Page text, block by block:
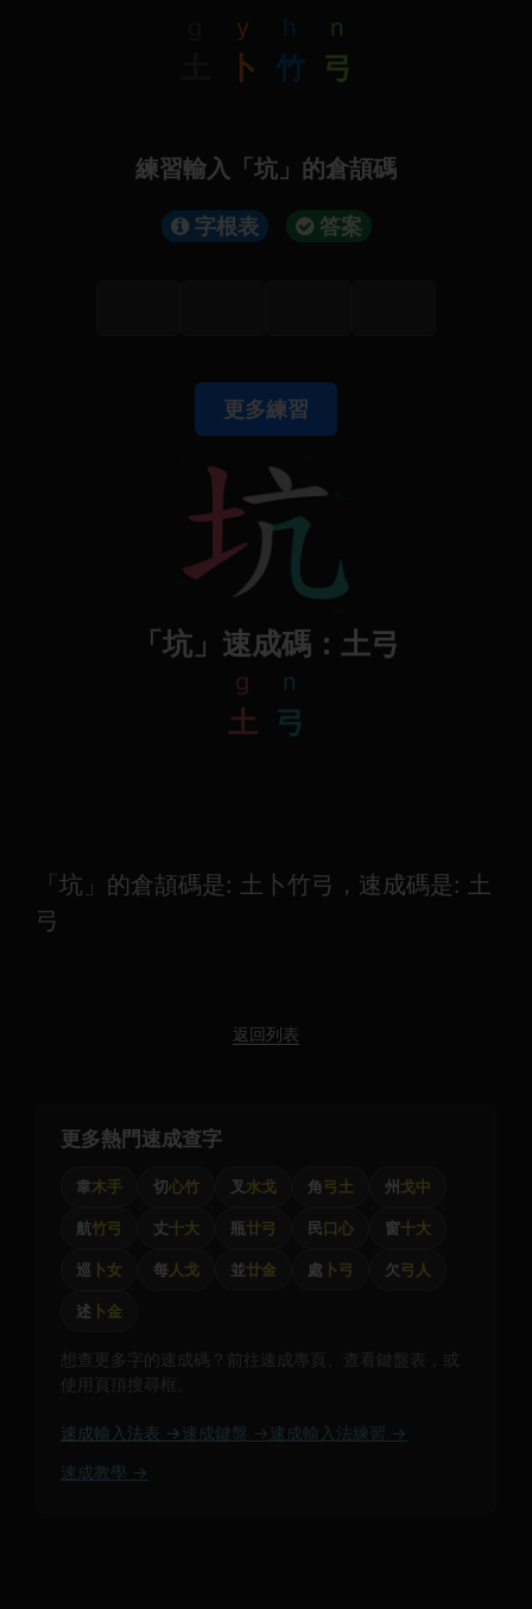
y
卜
h
竹
n
弓
練習輸入「坑」的倉頡碼
字根表 答案
更多練習
「坑」速成碼：土弓
g
土
n
弓
「坑」的倉頡碼是: 土卜竹弓，速成碼是: 土
弓
返回列表
更多熱門速成查字
韋木手 切心竹 叉 水戈 角弓土 州 戈中
航竹弓 丈十大 瓶廿弓 民口心 窗十大
巡 卜女 每人戈 並廿金 處 卜弓 欠弓人
述 卜金
想查更多字的速成碼？前往速成專頁、查看鍵盤表，或
使用頁頂搜尋框。
速成輸入法表 → 速成鍵盤 → 速成輸入法練習 →
速成教學 →